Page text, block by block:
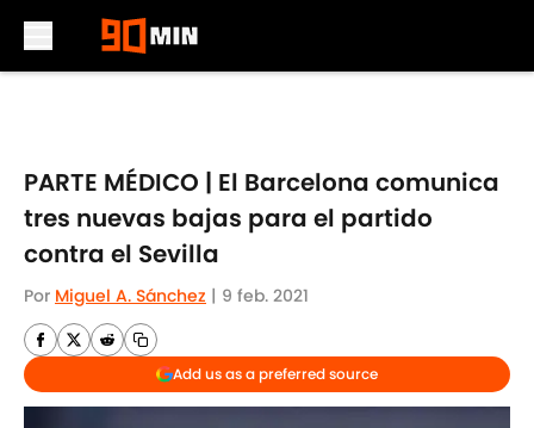
PARTE MÉDICO | El Barcelona comunica
tres nuevas bajas para el partido
contra el Sevilla
Por Miguel A. Sánchez | 9 feb. 2021
Add us as a preferred source